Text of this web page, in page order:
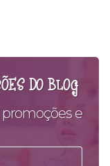
DO BLOG
promoções e